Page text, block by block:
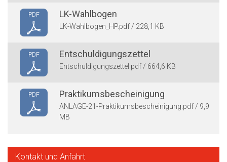
PDF LK-Wahlbogen
LK-Wahlbogen_HP.pdf / 228,1 KB
PDF Entschuldigungszettel
Entschuldigungszettel.pdf / 664,6 KB
PDF Praktikumsbescheinigung
ANLAGE-21-Praktikumsbescheinigung.pdf / 9,9
MB
Kontakt und Anfahrt